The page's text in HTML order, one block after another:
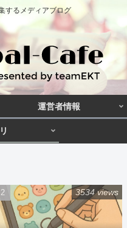
するメディアブログ
運営者情報
3534 views